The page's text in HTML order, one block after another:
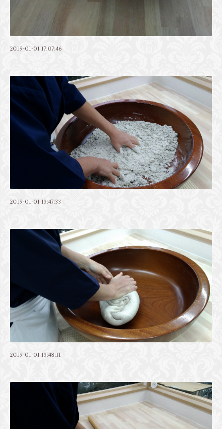
2019-01-01 17:07:46
2019-01-01 13:47:33
2019-01-01 13:48:11